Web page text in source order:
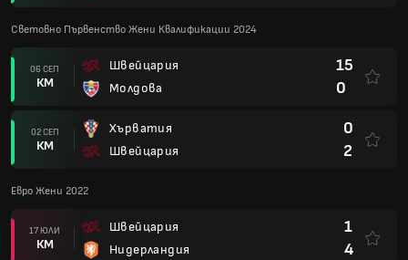
Световно Първенство Жени Квалификации 2024
06 СЕП
КМ
Швейцария
Молдова
15
0
02 СЕП
КМ
Хърватия
Швейцария
0
2
Евро Жени 2022
17 ЮЛИ
КМ
Швейцария
Нидерландия
1
4